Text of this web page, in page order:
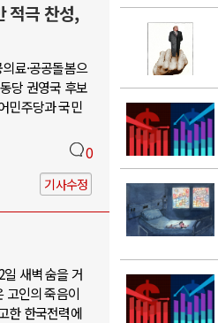
적극 찬성,
료·공공돌봄으
당 권영국 후보
민주당과 국민
0
기사수정
새벽 숨을 거
고인의 죽음이
한 한국전력에